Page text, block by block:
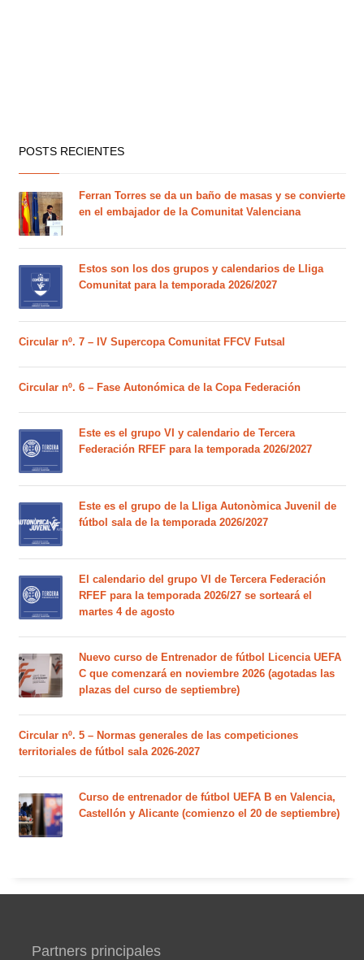
POSTS RECIENTES
Ferran Torres se da un baño de masas y se convierte
en el embajador de la Comunitat Valenciana
Estos son los dos grupos y calendarios de Lliga
Comunitat para la temporada 2026/2027
Circular nº. 7 – IV Supercopa Comunitat FFCV Futsal
Circular nº. 6 – Fase Autonómica de la Copa Federación
Este es el grupo VI y calendario de Tercera
Federación RFEF para la temporada 2026/2027
Este es el grupo de la Lliga Autonòmica Juvenil de
fútbol sala de la temporada 2026/2027
El calendario del grupo VI de Tercera Federación
RFEF para la temporada 2026/27 se sorteará el
martes 4 de agosto
Nuevo curso de Entrenador de fútbol Licencia UEFA
C que comenzará en noviembre 2026 (agotadas las
plazas del curso de septiembre)
Circular nº. 5 – Normas generales de las competiciones
territoriales de fútbol sala 2026-2027
Curso de entrenador de fútbol UEFA B en Valencia,
Castellón y Alicante (comienzo el 20 de septiembre)
Partners principales